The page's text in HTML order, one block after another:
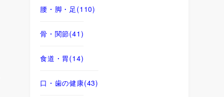
腰・脚・足 (110)
骨・関節(41)
食道・胃 (14)
口・歯の健康(43)